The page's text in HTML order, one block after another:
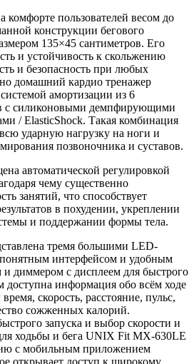
комфорте пользователей весом до
конструкции бегового
135×45 сантиметров. Его
и устойчивость к скольжению
и безопасность при любых
домашний кардио тренажер
амортизации из 6
с силиконовыми демпфирующими
/ ElasticShock. Такая комбинация
ударную нагрузку на ноги и
позвоночника и суставов.
автоматической регулировкой
чему существенно
занятий, что способствует
в похудении, укреплении
и поддержании формы тела.
тремя большими LED-
интерфейсом и удобным
диммером с дисплеем для быстрого
доступна информация обо всём ходе
скорость, расстояние, пульс,
сожженных калорий.
запуска и выбор скорости и
ходьбы и бега UNIX Fit MX-630LE
с мобильным приложением
открывает доступ к широкому